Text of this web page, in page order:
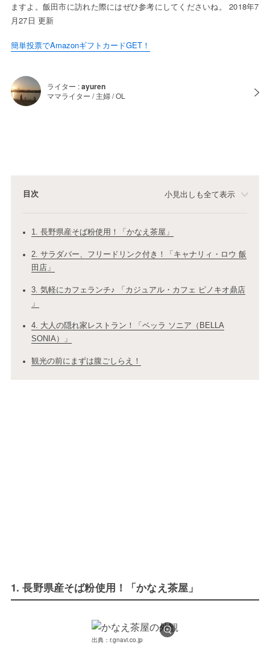
ますよ。飯田市に訪れた際にはぜひ参考にしてくださいね。 2018年7
月27日 更新
簡単投票でAmazonギフトカードGET！
ライター :ayuren
ママライター / 主婦 / OL
目次 小見出しも全て表示
1. 長野県産そば粉使用！「かなえ茶屋」
2. サラダバー、フリードリンク付き！「キャナリィ・ロウ 飯
田店」
3. 気軽にカフェランチ♪ 「カジュアル・カフェ ピノキオ鼎店
」
4. 大人の隠れ家レストラン！「ベッラ ソニア（BELLA
SONIA）」
観光の前にまずは腹ごしらえ！
1. 長野県産そば粉使用！「かなえ茶屋」
出典：r.gnavi.co.jp